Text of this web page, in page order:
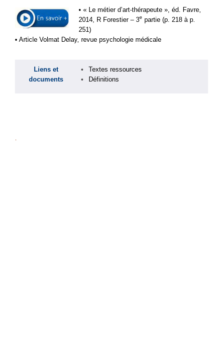
• « Le métier d’art-thérapeute », éd. Favre,
2014, R Forestier – 3e partie (p. 218 à p.
251)
• Article Volmat Delay, revue psychologie médicale
Liens et
documents
Textes ressources
Définitions
.